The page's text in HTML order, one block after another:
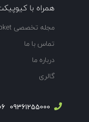
همراه با
مجله تخصصی Qpket
تماس با ما
درباره ما
گالری
09361255000